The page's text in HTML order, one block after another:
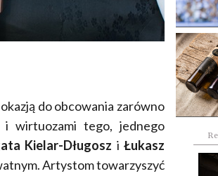
do obcowania zarówno
i wirtuozami tego, jednego
Kielar-Długosz iŁukasz
Artystom towarzyszyć